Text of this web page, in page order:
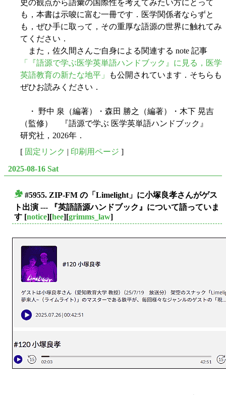
史の観点から語彙の国際性を考えてみたい方にとって
も，本書は示唆に富む一冊です．医学関係者ならずと
も，ぜひ手に取って，その重厚な語源の世界に触れてみ
てください．
また，佐久間さんご自身による関連する note 記事
「『語源で学ぶ医学英単語ハンドブック』に見る，医学
英語教育の新たな地平」
も公開されています．そちらも
ぜひお読みください．
・ 野中 泉（編著）・森田 勝之（編著）・木下 晃吉
（監修） 『語源で学ぶ 医学英単語ハンドブック』
研究社，2026年．
[ 固定リンク | 印刷用ページ ]
2025-08-16 Sat
#5955. ZIP-FM の「Limelight」に小塚良孝さんがゲス
ト出演 --- 『英語語源ハンドブック』について語っていま
す [notice][hee][grimms_law]